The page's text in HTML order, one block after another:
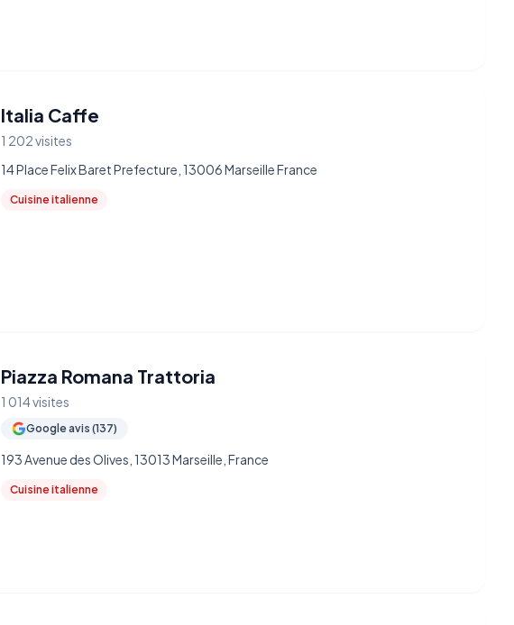
Italia Caffe
1 202 visites
14 Place Felix Baret Prefecture, 13006 Marseille France
Cuisine italienne
Piazza Romana Trattoria
1 014 visites
Google avis (137)
193 Avenue des Olives, 13013 Marseille, France
Cuisine italienne